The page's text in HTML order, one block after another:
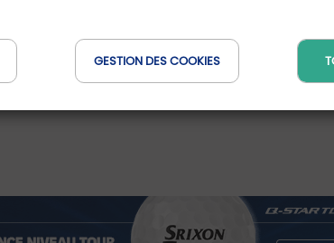
GESTION DES COOKIES
www.golf-portedesavoie.com
info@golf-portedesavoie.com